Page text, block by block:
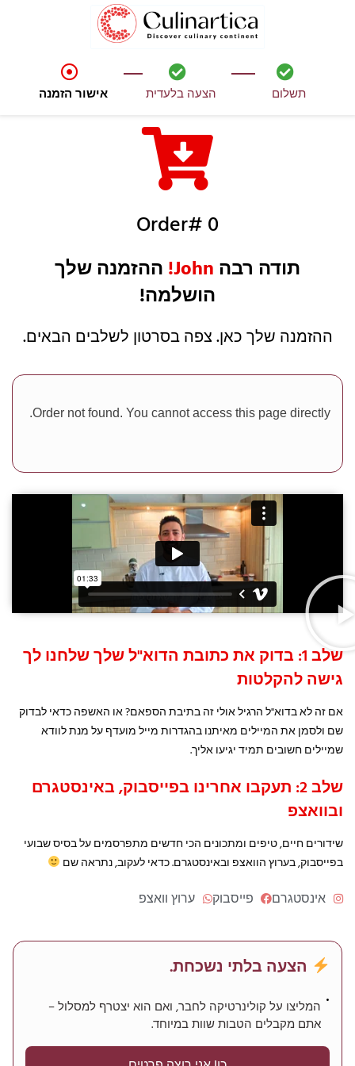
תשלום הצעה בלעדית אישור הזמנה
Order# 0
תודה רבה John! ההזמנה שלך
הושלמה!
ההזמנה שלך כאן. צפה בסרטון לשלבים הבאים.
שלב 1: בדוק את כתובת הדוא"ל שלך שלחנו לך
גישה להקלטות
אם זה לא בדוא"ל הרגיל אולי זה בתיבת הספאם? או האשפה כדאי לבדוק
שם ולסמן את המיילים מאיתנו בהגדרות מייל מועדף על מנת לוודא
שמיילים חשובים תמיד יגיעו אליך.
שלב 2: תעקבו אחרינו בפייסבוק, באינסטגרם
ובוואצפ
שידורים חיים, טיפים ומתכונים הכי חדשים מתפרסמים על בסיס שבועי
בפייסבוק, בערוץ הוואצפ ובאינסטגרם. כדאי לעקוב, נתראה שם
אינסטגרם פייסבוק ערוץ וואצפ
Order not found. You cannot access this page directly.
הצעה בלתי נשכחת.
המליצו על קולינרטיקה לחבר, ואם הוא יצטרף למסלול –
אתם מקבלים הטבות שוות במיוחד.